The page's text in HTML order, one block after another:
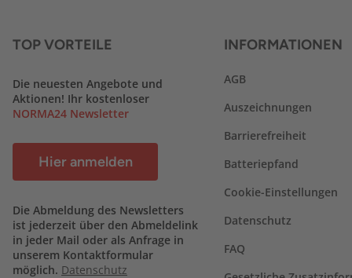
TOP VORTEILE
Die neuesten Angebote und
Aktionen! Ihr kostenloser
NORMA24 Newsletter
Hier anmelden
Die Abmeldung des Newsletters
ist jederzeit über den Abmeldelink
in jeder Mail oder als Anfrage in
unserem Kontaktformular
möglich. Datenschutz
INFORMATIONEN
AGB
Auszeichnungen
Barrierefreiheit
Batteriepfand
Cookie-Einstellungen
Datenschutz
FAQ